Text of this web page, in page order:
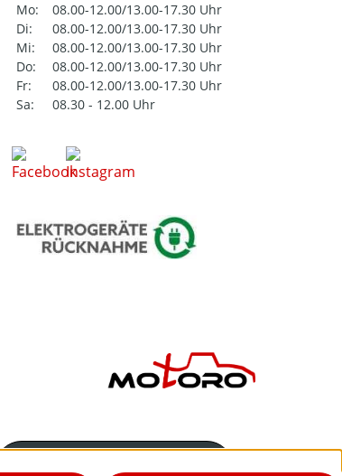
Mo:
08.00-12.00/13.00-17.30 Uhr
Di:
08.00-12.00/13.00-17.30 Uhr
Mi:
08.00-12.00/13.00-17.30 Uhr
Do:
08.00-12.00/13.00-17.30 Uhr
Fr:
08.00-12.00/13.00-17.30 Uhr
Sa:
08.30 - 12.00 Uhr